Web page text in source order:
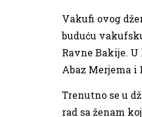
Vakufi ovog
buduću
Ravne Bakije.
Abaz Merjema i
Trenutno se u
rad sa ženam